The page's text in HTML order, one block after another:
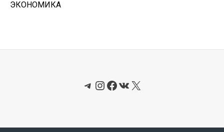
ЭКОНОМИКА
Telegram
Instagram
Facebook
ВКонтакте
X